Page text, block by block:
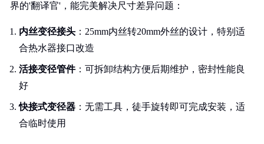
界的'翻译官'，能完美解决尺寸差异问题：
内丝变径接头 ：25mm内丝转20mm外丝的设计，特别适
合热水器接口改造
活接变径管件：可拆卸结构方便后期维护，密封性能良
好
快接式变径器 ：无需工具，徒手旋转即可完成安装，适
合临时使用